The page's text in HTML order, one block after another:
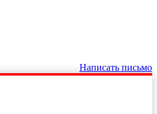
Написать письмо